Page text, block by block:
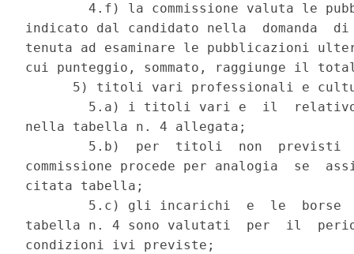
4.f) la commissione valuta le
indicato dal candidato nella  domanda
tenuta ad esaminare le pubblicazioni
cui punteggio, sommato, raggiunge il
5) titoli vari professionali e
5.a) i titoli vari e  il
nella tabella n. 4 allegata;
5.b)  per  titoli  non  previsti
commissione procede per analogia
citata tabella;
5.c) gli incarichi  e  le  borse
tabella n. 4 sono valutati  per  il
condizioni ivi previste;